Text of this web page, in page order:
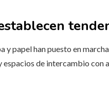
papel han puesto en
de intercambio con